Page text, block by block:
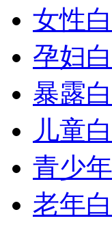
女性
孕妇
暴露
儿童
青少
老年